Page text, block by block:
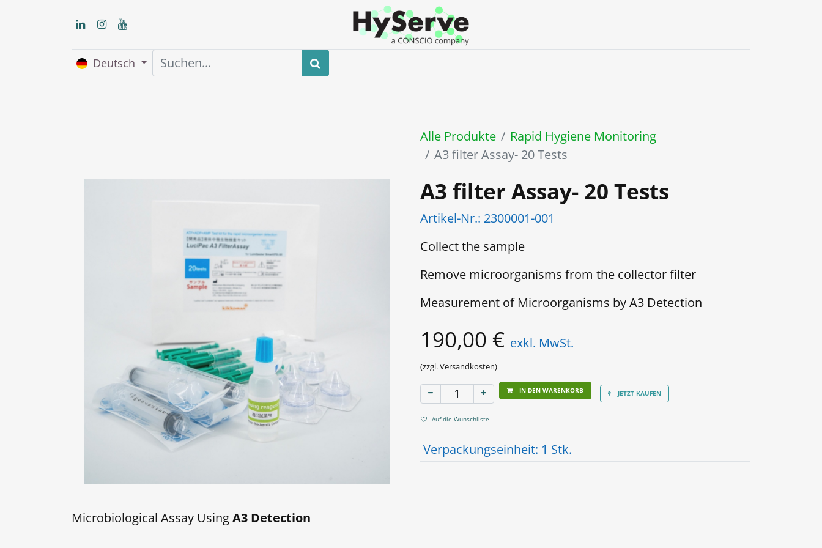
Deutsch
Alle Produkte
Rapid Hygiene Monitoring
A3 filter Assay- 20 Tests
A3 filter Assay- 20 Tests
Artikel-Nr.: 2300001-001
Collect the sample
Remove microorganisms from the collector filter
Measurement of Microorganisms by A3 Detection
190,00 € exkl. MwSt.
(zzgl. Versandkosten)
IN DEN WARENKORB JETZT KAUFEN
Auf die Wunschliste
Verpackungseinheit: 1 Stk.
Microbiological Assay UsingA3 Detection